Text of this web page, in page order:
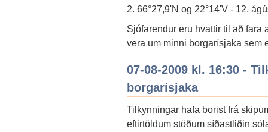
2. 66°27,9'N og 22°14'V - 12.
Sjófarendur eru hvattir til að
vera um minni borgarísjaka sem
07-08-2009 kl. 16:30 -
borgarísjaka
Tilkynningar hafa borist frá
eftirtöldum stöðum síðastliðin